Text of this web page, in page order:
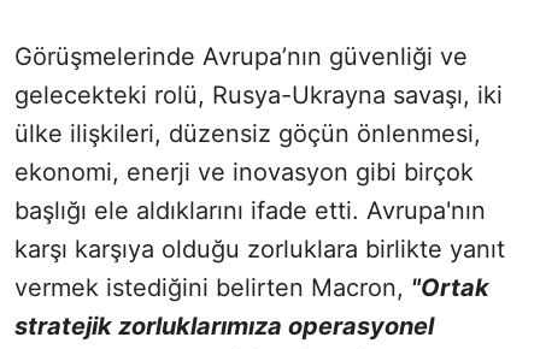
Görüşmelerinde Avrupa’nın güvenliği ve
gelecekteki rolü, Rusya-Ukrayna savaşı, iki
ülke ilişkileri, düzensiz göçün önlenmesi,
ekonomi, enerji ve inovasyon gibi birçok
başlığı ele aldıklarını ifade etti. Avrupa'nın
karşı karşıya olduğu zorluklara birlikte yanıt
vermek istediğini belirten Macron, "Ortak
stratejik zorluklarımıza operasyonel